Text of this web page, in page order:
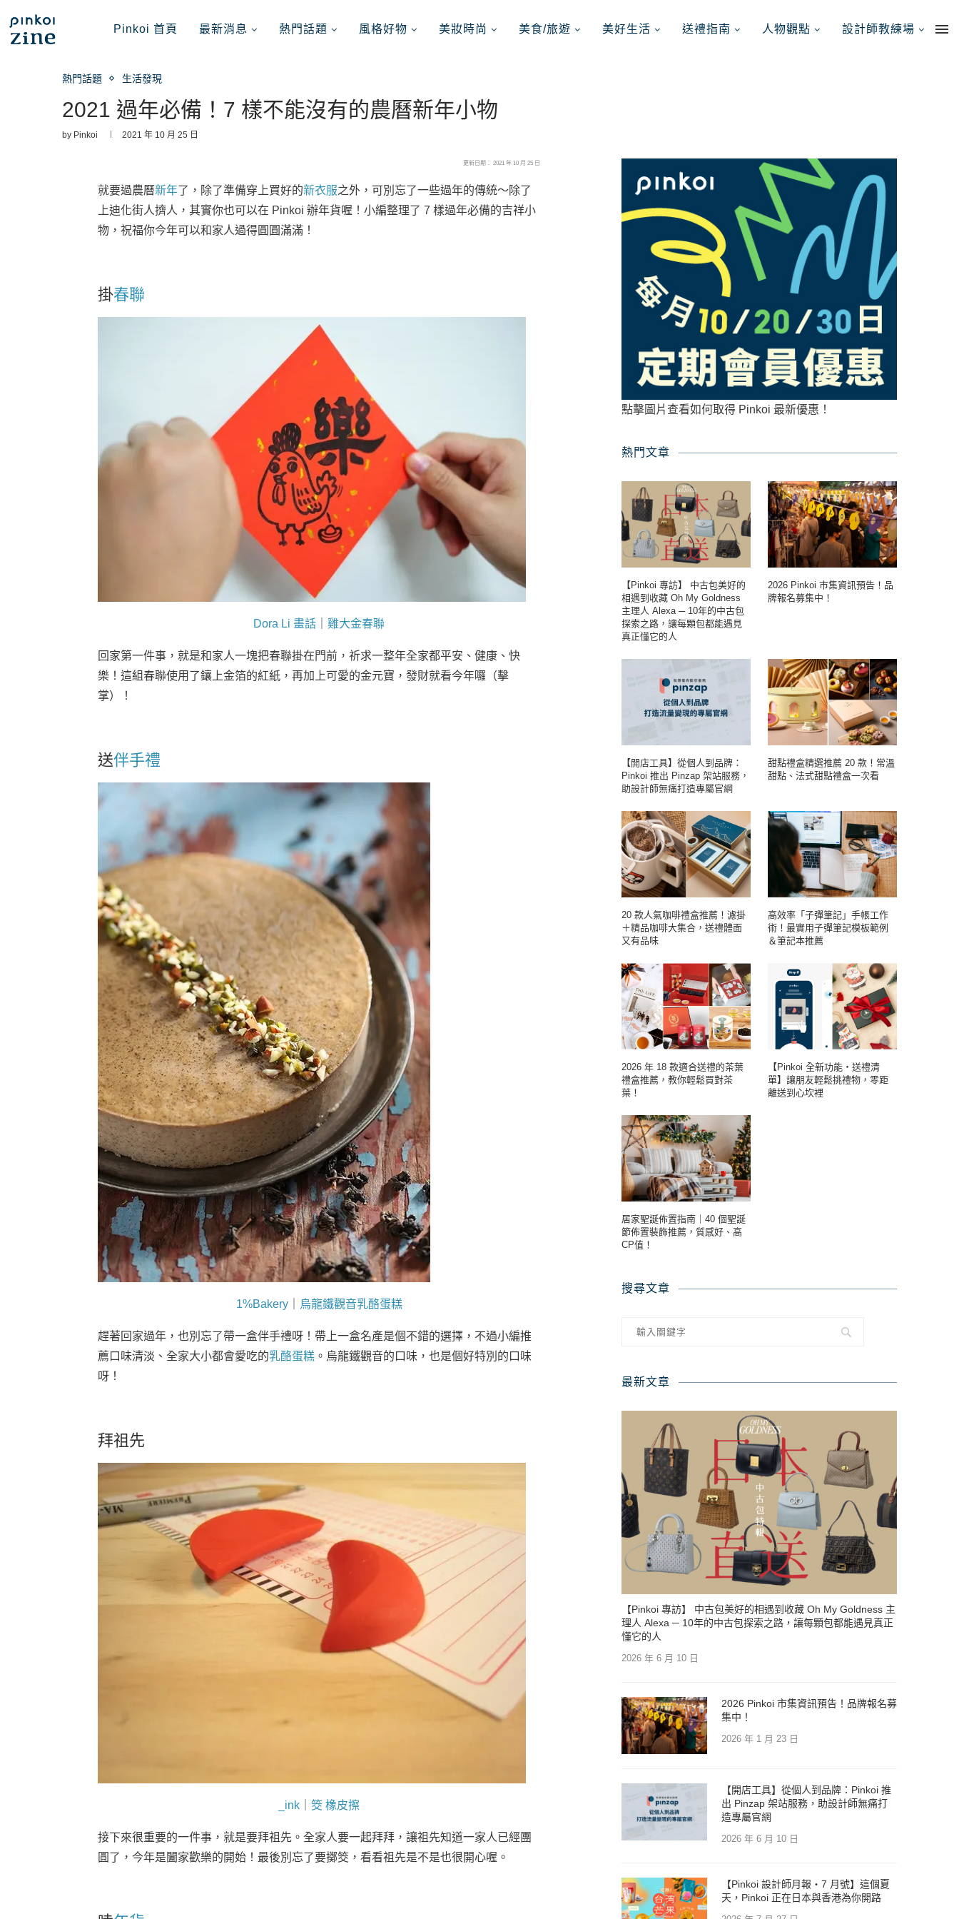
Pinkoi 首頁 最新消息 熱門話題 風格好物 美妝時尚 美食/旅遊 美好生活 送禮指南 人物觀點 設計師教練場
熱門話題 生活發現
2021 過年必備！7 樣不能沒有的農曆新年小物
by Pinkoi 2021 年 10 月 25 日
更新日期： 2021 年 10 月 25 日
就要過農曆新年了，除了準備穿上買好的新衣服之外，可別忘了一些過年的傳統～除了
上迪化街人擠人，其實你也可以在 Pinkoi 辦年貨喔！小編整理了 7 樣過年必備的吉祥小
物，祝福你今年可以和家人過得圓圓滿滿！
掛春聯
Dora Li 畫話 ｜雞大金春聯
回家第一件事，就是和家人一塊把春聯掛在門前，祈求一整年全家都平安、健康、快
樂！這組春聯使用了鑲上金箔的紅紙，再加上可愛的金元寶，發財就看今年囉（擊
掌）！
送伴手禮
1%Bakery｜ 烏龍鐵觀音乳酪蛋糕
趕著回家過年，也別忘了帶一盒伴手禮呀！帶上一盒名產是個不錯的選擇，不過小編推
薦口味清淡、全家大小都會愛吃的乳酪蛋糕 。烏龍鐵觀音的口味，也是個好特別的口味
呀！
拜祖先
_ink 筊 橡皮擦
接下來很重要的一件事，就是要拜祖先。全家人要一起拜拜，讓祖先知道一家人已經團
圓了，今年是闔家歡樂的開始！最後別忘了要擲筊，看看祖先是不是也很開心喔。
點擊圖片查看如何取得 Pinkoi 最新優惠！
熱門文章
【Pinkoi 專訪】 中古包美好的
相遇到收藏 Oh My Goldness
主理人 Alexa ─ 10年的中古包
探索之路，讓每顆包都能遇見
真正懂它的人
2026 Pinkoi 市集資訊預告！品
牌報名募集中！
【開店工具】從個人到品牌：
Pinkoi 推出 Pinzap 架站服務，
助設計師無痛打造專屬官網
甜點禮盒精選推薦 20 款！常溫
甜點、法式甜點禮盒一次看
20 款人氣咖啡禮盒推薦！濾掛
＋精品咖啡大集合，送禮體面
又有品味
高效率「子彈筆記」手帳工作
術！最實用子彈筆記模板範例
＆筆記本推薦
2026 年 18 款適合送禮的茶葉
禮盒推薦，教你輕鬆買對茶
葉！
【Pinkoi 全新功能・送禮清
單】讓朋友輕鬆挑禮物，零距
離送到心坎裡
居家聖誕佈置指南｜40 個聖誕
節佈置裝飾推薦，質感好、高
CP值！
搜尋文章
最新文章
【Pinkoi 專訪】 中古包美好的相遇到收藏 Oh My Goldness 主
理人 Alexa ─ 10年的中古包探索之路，讓每顆包都能遇見真正
懂它的人
2026 年 6 月 10 日
2026 Pinkoi 市集資訊預告！品牌報名募
集中！
2026 年 1 月 23 日
【開店工具】從個人到品牌：Pinkoi 推
出 Pinzap 架站服務，助設計師無痛打
造專屬官網
2026 年 6 月 10 日
【Pinkoi 設計師月報・7 月號】這個夏
天，Pinkoi 正在日本與香港為你開路